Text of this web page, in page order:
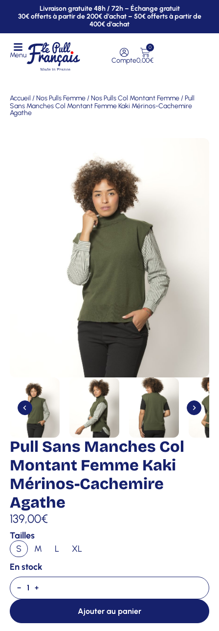
Livraison gratuite 48h / 72h – Échange gratuit
30€ offerts à partir de 200€ d’achat – 50€ offerts à partir de
400€ d’achat
Menu
Compte0,00€
0
Accueil /Nos Pulls Femme /Nos Pulls Col Montant Femme / Pull
Sans Manches Col Montant Femme Kaki Mérinos-Cachemire
Agathe
Pull Sans Manches Col
Montant Femme Kaki
Mérinos-Cachemire
Agathe
139,00€
Tailles
S
M L
XL
En stock
− +
Ajouter au panier